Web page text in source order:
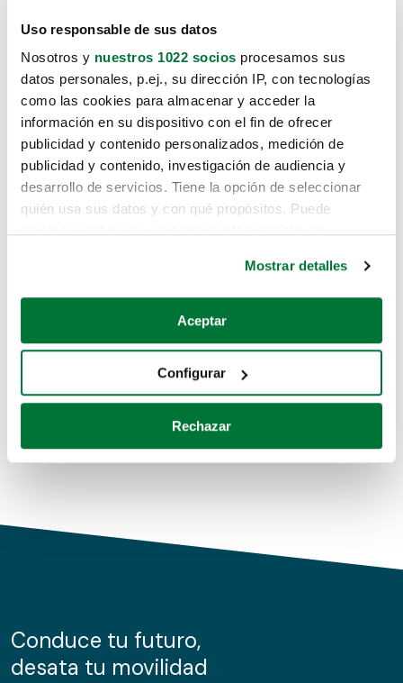
Uso responsable de sus datos
Nosotros y nuestros 1022 socios procesamos sus
datos personales, p.ej., su dirección IP, con tecnologías
como las cookies para almacenar y acceder la
información en su dispositivo con el fin de ofrecer
publicidad y contenido personalizados, medición de
publicidad y contenido, investigación de audiencia y
desarrollo de servicios. Tiene la opción de seleccionar
quién usa sus datos y con qué propósitos. Puede
Si lo permite, también quisiéramos:
Recopilar información sobre su ubicación geográfica
Identificar su dispositivo analizándolo activamente
para buscar características específicas (huellas
Obtenga más información sobre cómo se procesan sus
de cookies.
información sobre el uso que haga del sitio web con
nuestros partners de redes sociales, publicidad y análisis
Mostrar detalles
Aceptar
Configurar
Rechazar
Lo sentimos, no sabemos como
te hemos traido hasta aquí.
Pero puedes encontrar el coche que estás
buscando en alguno de estos enlaces:
Coches de segunda mano
Coches de km0
Conduce tu futuro,
desata tu movilidad